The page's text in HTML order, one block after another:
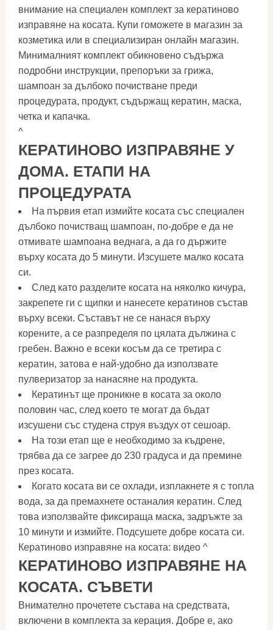
внимание на специален комплект за кератиново
изправяне на косата. Купи гоможете в магазин за
козметика или в специализиран онлайн магазин.
Минималният комплект обикновено съдържа
подробни инструкции, препоръки за грижа,
шампоан за дълбоко почистване преди
процедурата, продукт, съдържащ кератин, маска,
четка и капачка.
^
КЕРАТИНОВО ИЗПРАВЯНЕ У
ДОМА. ЕТАПИ НА
ПРОЦЕДУРАТА
На първия етап измийте косата със специален
дълбоко почистващ шампоан, по-добре е да не
отмивате шампоана веднага, а да го държите
върху косата до 5 минути. Изсушете малко косата
си.
След като разделите косата на няколко кичура,
закрепете ги с щипки и нанесете кератинов състав
върху всеки. Съставът не се нанася върху
корените, а се разпределя по цялата дължина с
гребен. Важно е всеки косъм да се третира с
кератин, затова е най-удобно да използвате
пулверизатор за нанасяне на продукта.
Кератинът ще проникне в косата за около
половин час, след което те могат да бъдат
изсушени със студена струя въздух от сешоар.
На този етап ще е необходимо за къдрене,
трябва да се загрее до 230 градуса и да премине
през косата.
Когато косата ви се охлади, изплакнете я с топла
вода, за да премахнете останалия кератин. След
това използвайте фиксираща маска, задръжте за
10 минути и измийте. Подсушете добре косата си.
Кератиново изправяне на косата: видео ^
КЕРАТИНОВО ИЗПРАВЯНЕ НА
КОСАТА. СЪВЕТИ
Внимателно прочетете състава на средствата,
включени в комплекта за керация. Добре е, ако